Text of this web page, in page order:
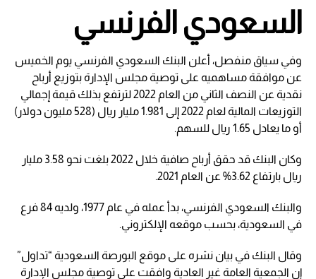
السعودي الفرنسي
وفي سياق منفصل، أعلن البنك السعودي الفرنسي يوم الخميس
عن موافقة مساهميه على توصية مجلس الإدارة بتوزيع أرباح
نقدية عن النصف الثاني من العام 2022 لترتفع بذلك قيمة إجمالي
التوزيعات المالية لعام 2022 إلى 1.981 مليار ريال (528 مليون دولار)
أو ما يعادل 1.65 ريال للسهم.
وكان البنك قد حقق أرباح صافية خلال 2022 بلغت نحو 3.58 مليار
ريال بارتفاع 3.62% عن العام 2021.
والبنك السعودي الفرنسي، بدأ عمله في عام 1977، ولديه 84 فرع
في السعودية، بحسب موقعه الإلكتروني.
وقال البنك في بيان نشره على موقع البورصة السعودية “تداول”
إن الجمعية العامة غير العادية وافقت على توصية مجلس الإدارة